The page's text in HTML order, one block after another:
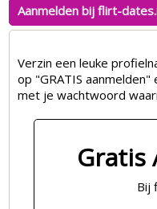
Aanmelden bij flirt-
Verzin een leuke
op "GRATIS
met je wachtwoord
Gratis
Bij